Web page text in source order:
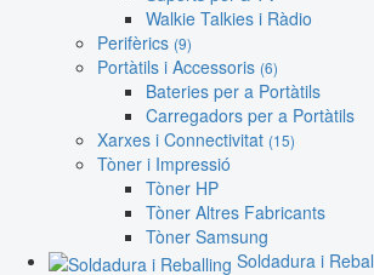
Walkie Talkies i Ràdio
Perifèrics (9)
Portàtils i Accessoris (6)
Bateries per a Portàtils
Carregadors per a Portàtils
Xarxes i Connectivitat (15)
Tòner i Impressió
Tòner HP
Tòner Altres Fabricants
Tòner Samsung
Soldadura i